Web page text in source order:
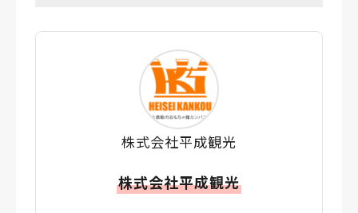
株式会社平成観光
株式会社平成観光